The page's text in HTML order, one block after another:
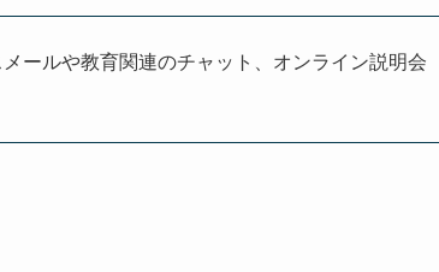
ールや教育関連のチャット、オンライン説明会